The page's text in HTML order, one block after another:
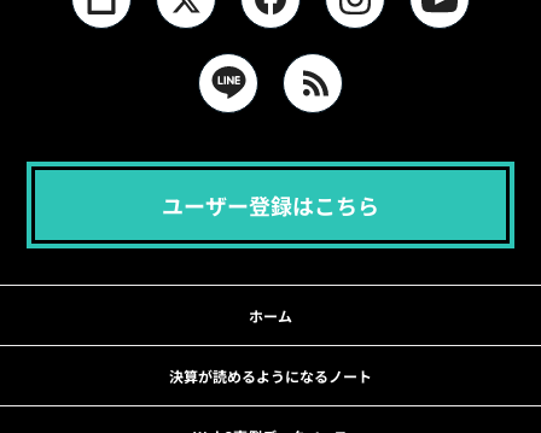
ユーザー登録はこちら
ホーム
決算が読めるようになるノート